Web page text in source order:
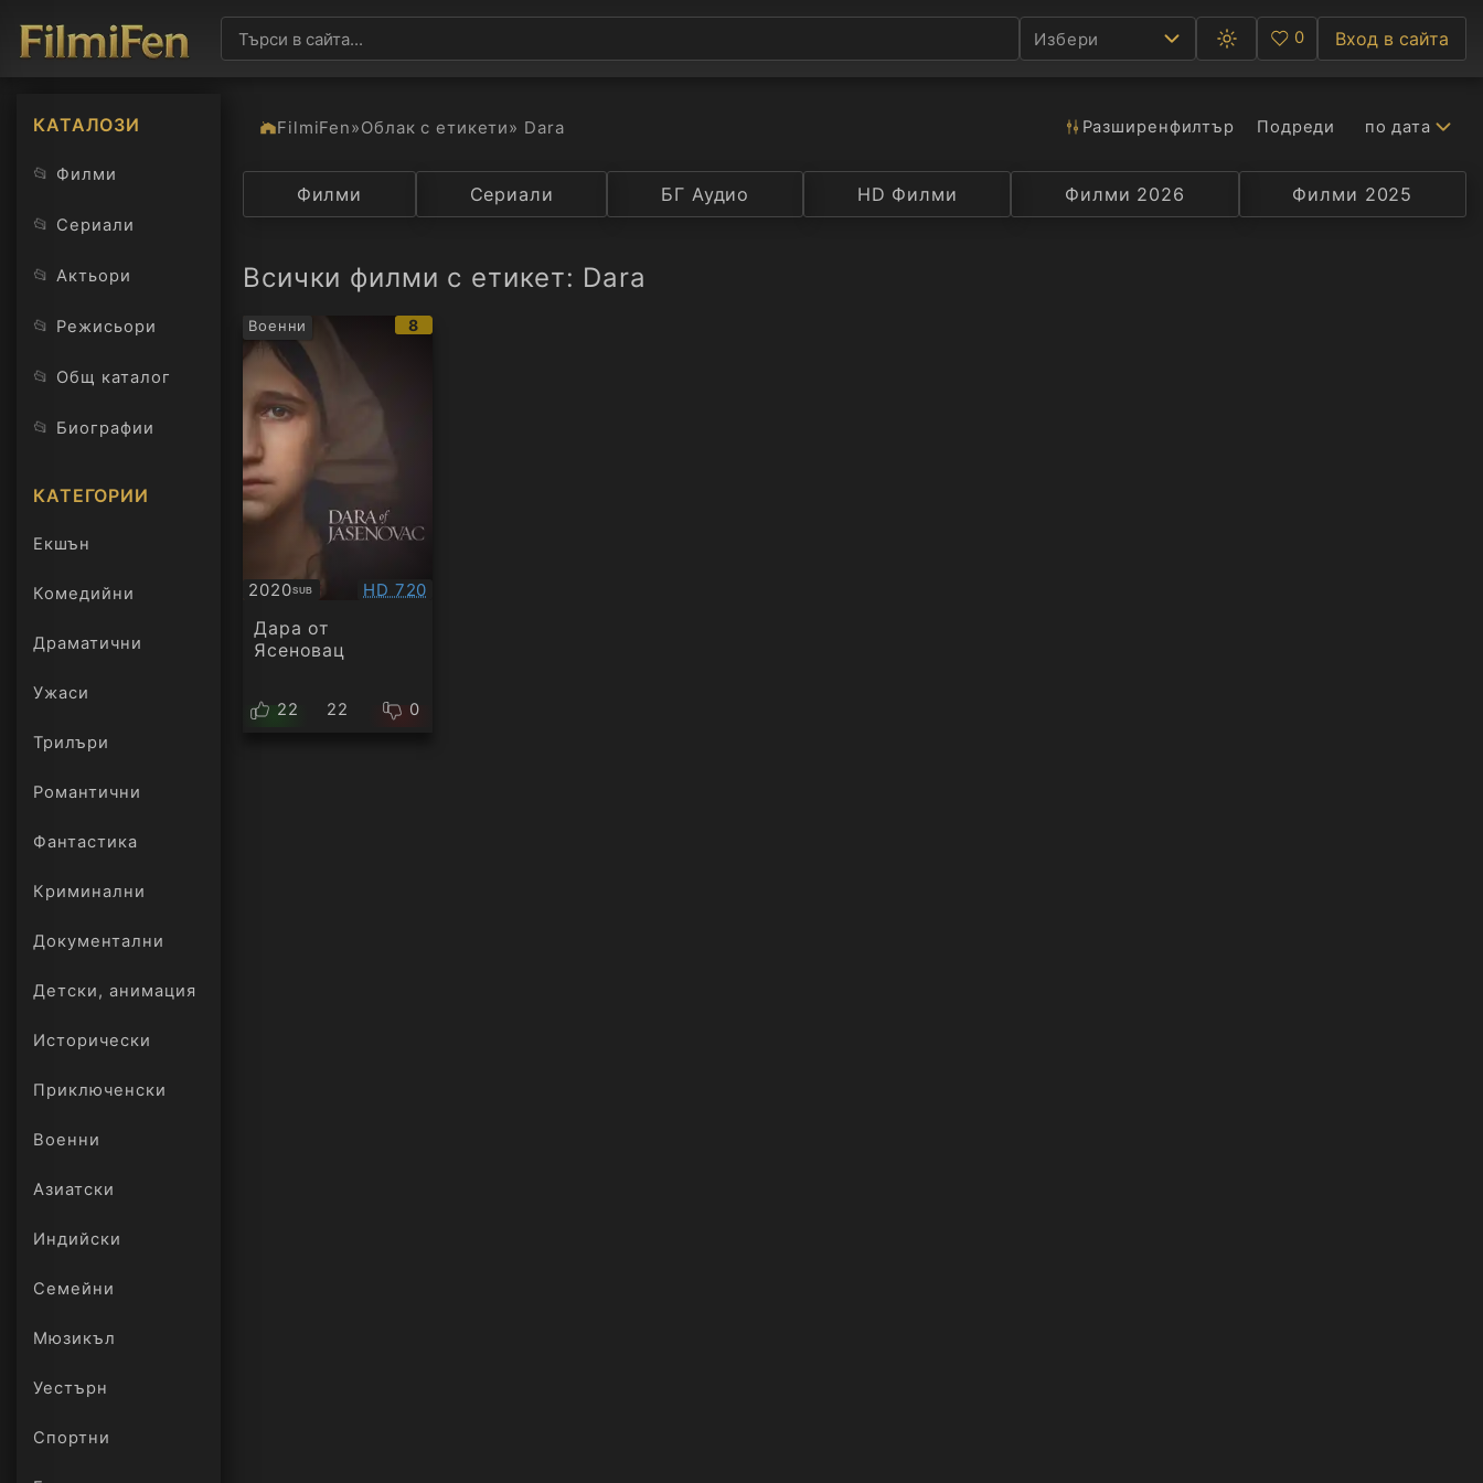
Избери
Превключване
между
светла
Любими
0 Вход в сайта
КАТАЛОЗИ
📂 Филми
📂 Сериали
📂 Актьори
📂 Режисьори
📂 Общ каталог
📂 Биографии
КАТЕГОРИИ
Екшън
Комедийни
Драматични
Ужаси
Трилъри
онлайн
Романтични
Фантастика
Криминални
Документални
Детски, анимация
Исторически
Приключенски
Военни
Азиатски
Индийски
Семейни
Мюзикъл
Уестърн
Спортни
FilmiFen»Облак с етикети» Dara Разширенфилтър Подреди по дата
Категория Държава Рейтинг Селекция Превод Актьор
Филми Сериали БГ Аудио HD Филми Филми 2026 Филми 2025
Всички филми с етикет: Dara
Военни
IMDb
8
2020SUB
Субтитри Качество:
HD 720
Дара от
Ясеновац
22 22 0